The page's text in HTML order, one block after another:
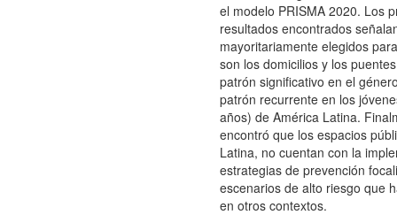
el modelo PRISMA 2020. Los
resultados encontrados
mayoritariamente elegidos
son los domicilios y los
patrón significativo en el
patrón recurrente en los
años) de América Latina.
encontró que los espacios
Latina, no cuentan con la
estrategias de prevención
escenarios de alto riesgo que
en otros contextos.